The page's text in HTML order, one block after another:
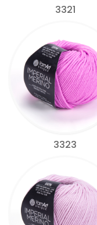
3321
3323